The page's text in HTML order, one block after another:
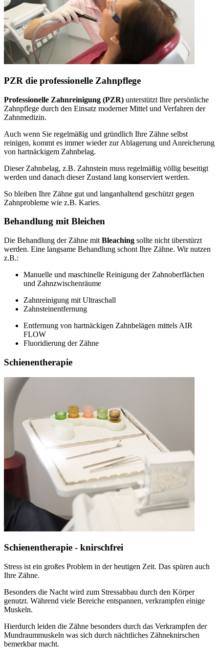
PZR die professionelle Zahnpflege
Professionelle Zahnreinigung (PZR) unterstützt Ihre persönliche
Zahnpflege durch den Einsatz moderner Mittel und Verfahren der
Zahnmedizin.
Auch wenn Sie regelmäßig und gründlich Ihre Zähne selbst
reinigen, kommt es immer wieder zur Ablagerung und Anreicherung
von hartnäckigem Zahnbelag.
Dieser Zahnbelag, z.B. Zahnstein muss regelmäßig völlig beseitigt
werden und danach dieser Zustand lang konserviert werden.
So bleiben Ihre Zähne gut und langanhaltend geschützt gegen
Zahnprobleme wie z.B. Karies.
Behandlung mit Bleichen
Die Behandlung der Zähne mit Bleaching sollte nicht überstürzt
werden. Eine langsame Behandlung schont Ihre Zähne. Wir nutzen
z.B.:
Manuelle und maschinelle Reinigung der Zahnoberflächen
und Zahnzwischenräume
Zahnreinigung mit Ultraschall
Zahnsteinentfernung
Entfernung von hartnäckigen Zahnbelägen mittels AIR
FLOW
Fluoridierung der Zähne
Schienentherapie
Schienentherapie - knirschfrei
Stress ist ein großes Problem in der heutigen Zeit. Das spüren auch
Ihre Zähne.
Besonders die Nacht wird zum Stressabbau durch den Körper
genutzt. Während viele Bereiche entspannen, verkrampfen einige
Muskeln.
Hierdurch leiden die Zähne besonders durch das Verkrampfen der
Mundraummuskeln was sich durch nächtliches Zähneknirschen
bemerkbar macht.